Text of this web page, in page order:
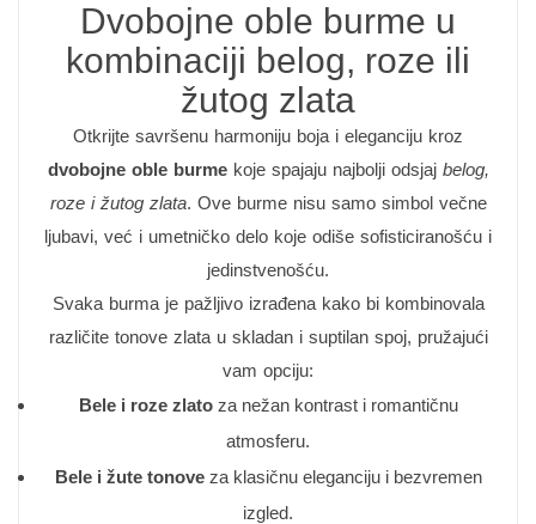
Dvobojne oble burme u
kombinaciji belog, roze ili
žutog zlata
Otkrijte savršenu harmoniju boja i eleganciju kroz
dvobojne oble burmekoje spajaju najbolji odsjaj belog,
roze i žutog zlata. Ove burme nisu samo simbol večne
ljubavi, već i umetničko delo koje odiše sofisticiranošću i
jedinstvenošću.
Svaka burma je pažljivo izrađena kako bi kombinovala
različite tonove zlata u skladan i suptilan spoj, pružajući
vam opciju:
Bele i roze zlatoza nežan kontrast i romantičnu
atmosferu.
Bele i žute tonoveza klasičnu eleganciju i bezvremen
izgled.